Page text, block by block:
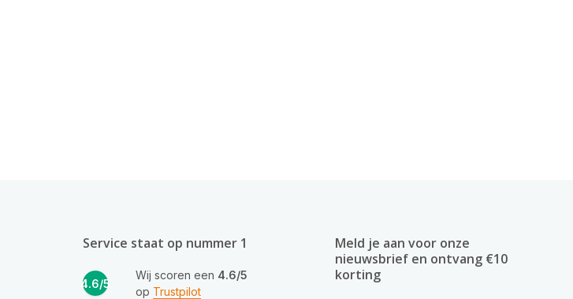
Service staat op nummer 1
4.6/5
Wij scoren een 4.6/5
op Trustpilot
Meld je aan voor onze
nieuwsbrief en ontvang €10
korting